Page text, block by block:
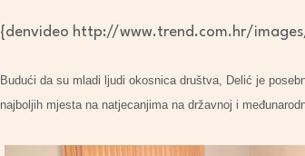
{denvideo http://www.trend.com.hr/
Budući da su mladi ljudi okosnica društva, Delić je
najboljih mjesta na natjecanjima na državnoj i